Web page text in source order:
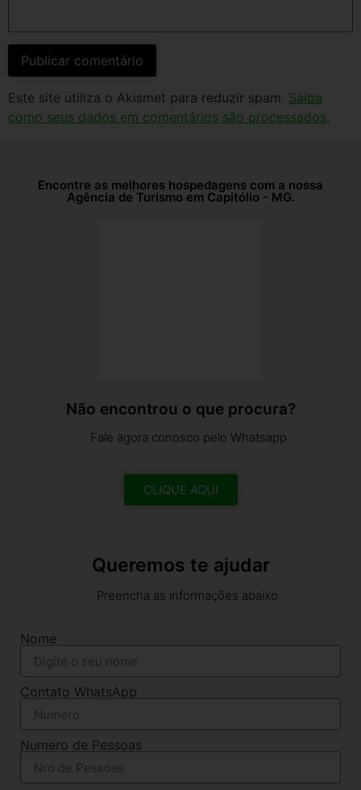
Este site utiliza o Akismet para reduzir spam. Saiba
como seus dados em comentários são processados.
Encontre as melhores hospedagens com a nossa
Agência de Turismo em Capitólio - MG.
Não encontrou o que procura?
Fale agora conosco pelo Whatsapp
CLIQUE AQUI
Queremos te ajudar
Preencha as informações abaixo.
Nome
Contato WhatsApp
Numero de Pessoas